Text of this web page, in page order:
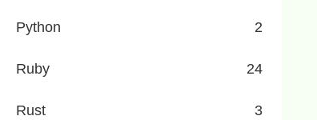
Python 2
Ruby 24
Rust 3